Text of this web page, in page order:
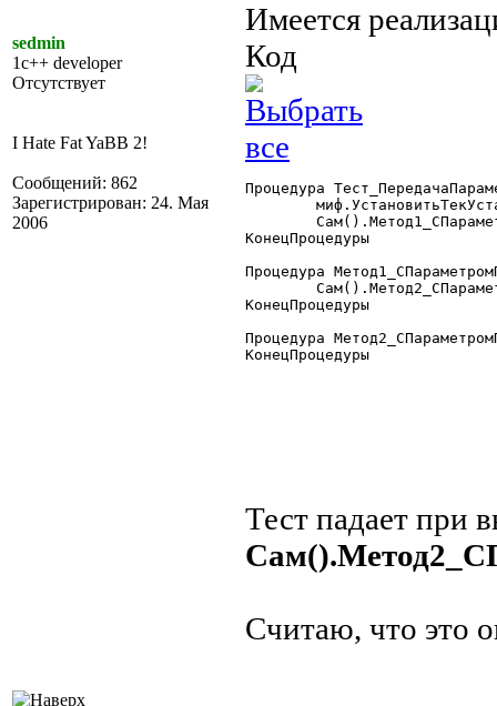
sedmin
1c++ developer
Отсутствует
I Hate Fat YaBB 2!
Сообщений: 862
Зарегистрирован: 24. Мая
2006
Имеется
Код
Процедура
КонецПроцедуры
Процедура
КонецПроцедуры
Процедура
КонецПроцедуры
Тест падает при
Считаю, что это